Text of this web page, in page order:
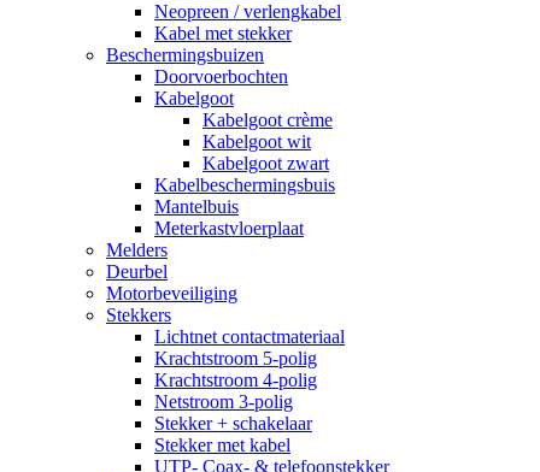
Neopreen / verlengkabel
Kabel met stekker
Beschermingsbuizen
Doorvoerbochten
Kabelgoot
Kabelgoot crème
Kabelgoot wit
Kabelgoot zwart
Kabelbeschermingsbuis
Mantelbuis
Meterkastvloerplaat
Melders
Deurbel
Motorbeveiliging
Stekkers
Lichtnet contactmateriaal
Krachtstroom 5-polig
Krachtstroom 4-polig
Netstroom 3-polig
Stekker + schakelaar
Stekker met kabel
UTP- Coax- & telefoonstekker